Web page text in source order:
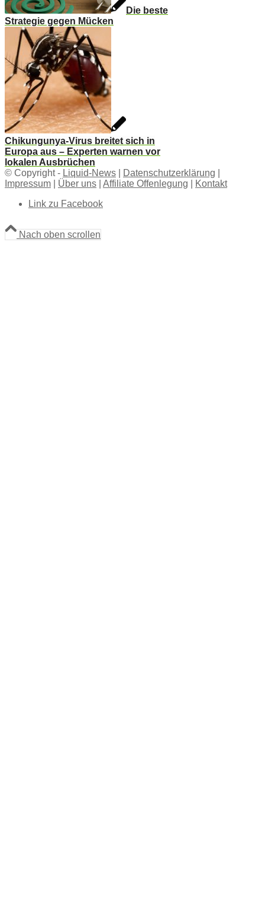
Die beste
Strategie gegen Mücken
Chikungunya-Virus breitet sich in
Europa aus – Experten warnen vor
lokalen Ausbrüchen
© Copyright - Liquid-News Datenschutzerklärung
Impressum
Über uns Affiliate Offenlegung
Kontakt
Link zu Facebook
Nach oben scrollen